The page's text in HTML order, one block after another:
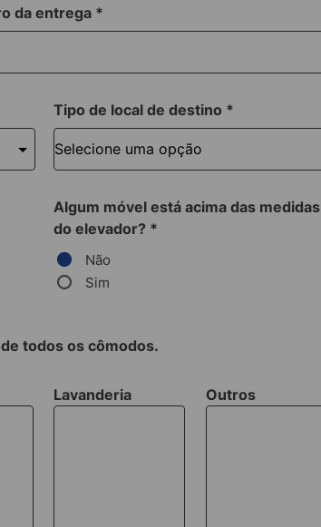
da entrega *
Tipo de local de destino *
Algum móvel está acima das medidas
do elevador? *
Não
Sim
todos os cômodos.
Lavanderia Outros